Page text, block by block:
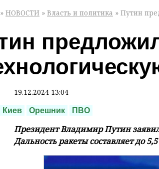
» НОВОСТИ » Власть и политика » Путин
19.12.2024 13:04
Киев Орешник ПВО
Президент Владимир Путин
Дальность ракеты составляет до